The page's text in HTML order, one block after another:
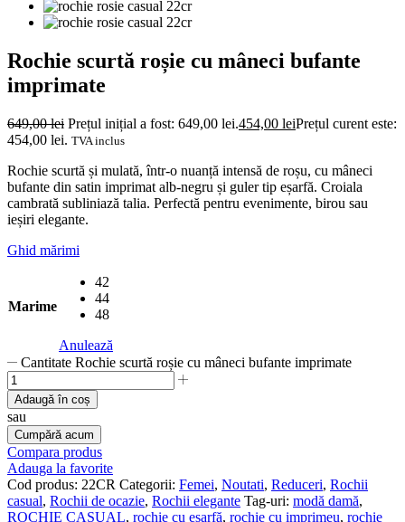
Rochie scurtă roșie cu mâneci bufante
imprimate
649,00lei Prețul inițial a fost: 649,00 lei.454,00 leiPrețul curent este:
454,00 lei. TVA inclus
Rochie scurtă și mulată, într-o nuanță intensă de roșu, cu mâneci
bufante din satin imprimat alb-negru și guler tip eșarfă. Croiala
cambrată subliniază talia. Perfectă pentru evenimente, birou sau
ieșiri elegante.
Ghid mărimi
Marime
42
44
48
Anulează
Cantitate Rochie scurtă roșie cu mâneci bufante imprimate
Adaugă în coș
sau
Cumpără acum
Compara produs
Adauga la favorite
Cod produs: 22CR Categorii: Femei, Noutati, Reduceri, Rochii
casual, Rochii de ocazie, Rochii elegante Tag-uri: modă damă,
ROCHIE CASUAL, rochie cu eșarfă, rochie cu imprimeu, rochie